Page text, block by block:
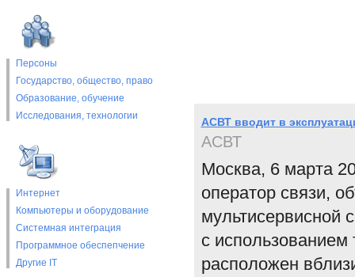
Персоны
Государство, общество, право
Образование, обучение
Исследования, технологии
Интернет
Компьютеры и оборудование
Системная интеграция
Программное обеспепчение
Другие IT
АСВТ вводит в
АСВТ
Москва, 6 марта
оператор связи,
мультисервисной
с использованием
расположен